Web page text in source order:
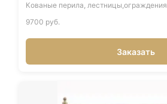
Кованые перила, лестницы,ограждения
9700 руб.
Заказать